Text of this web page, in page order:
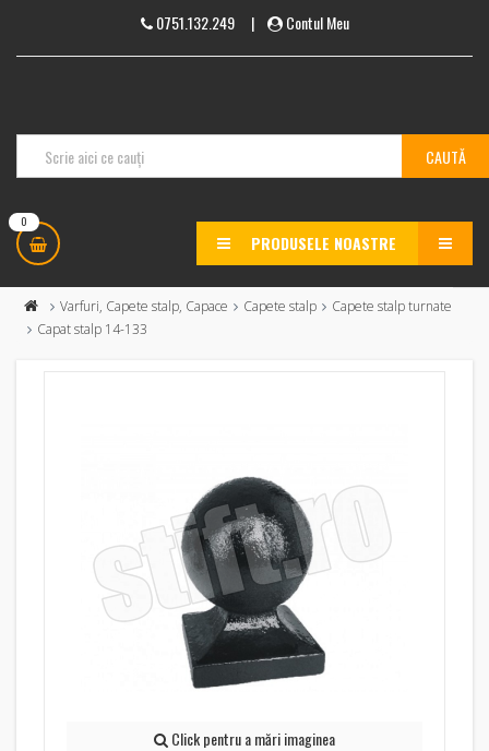
0751.132.249| Contul Meu
0
PRODUSELE NOASTRE MENU
Varfuri, Capete stalp, Capace Capete stalp
Capete stalp turnate
Capat stalp 14-133
Click pentru a mări imaginea